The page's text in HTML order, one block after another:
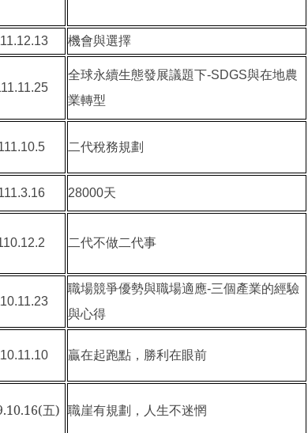
機會與選擇
全球永續生態發展議題下-SDGS與在地農
業轉型
二代稅務規劃
28000天
二代不做二代事
職場競爭優勢與職場適應-三個產業的經驗
與心得
贏在起跑點 ，勝利在眼前
五) 職崖有規劃，人生不迷惘